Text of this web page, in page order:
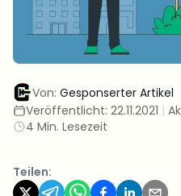
Von: Gesponserter Artikel
Veröffentlicht: 22.11.2021 |
4 Min. Lesezeit
Teilen: